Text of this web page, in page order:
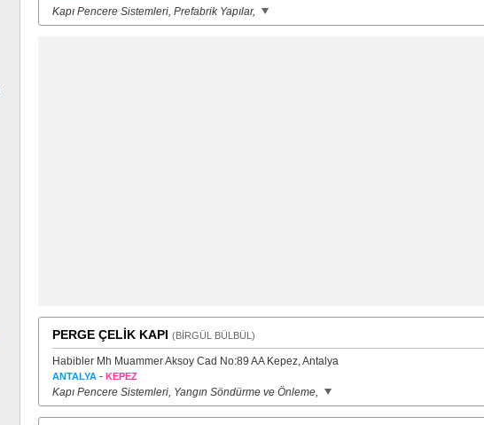
Kapı Pencere Sistemleri, Prefabrik Yapılar,
PERGE ÇELİK KAPI (BİRGÜL BÜLBÜL)
Habibler Mh Muammer Aksoy Cad No:89 AA Kepez, Antalya
ANTALYA- KEPEZ
Kapı Pencere Sistemleri, Yangın Söndürme ve Önleme,